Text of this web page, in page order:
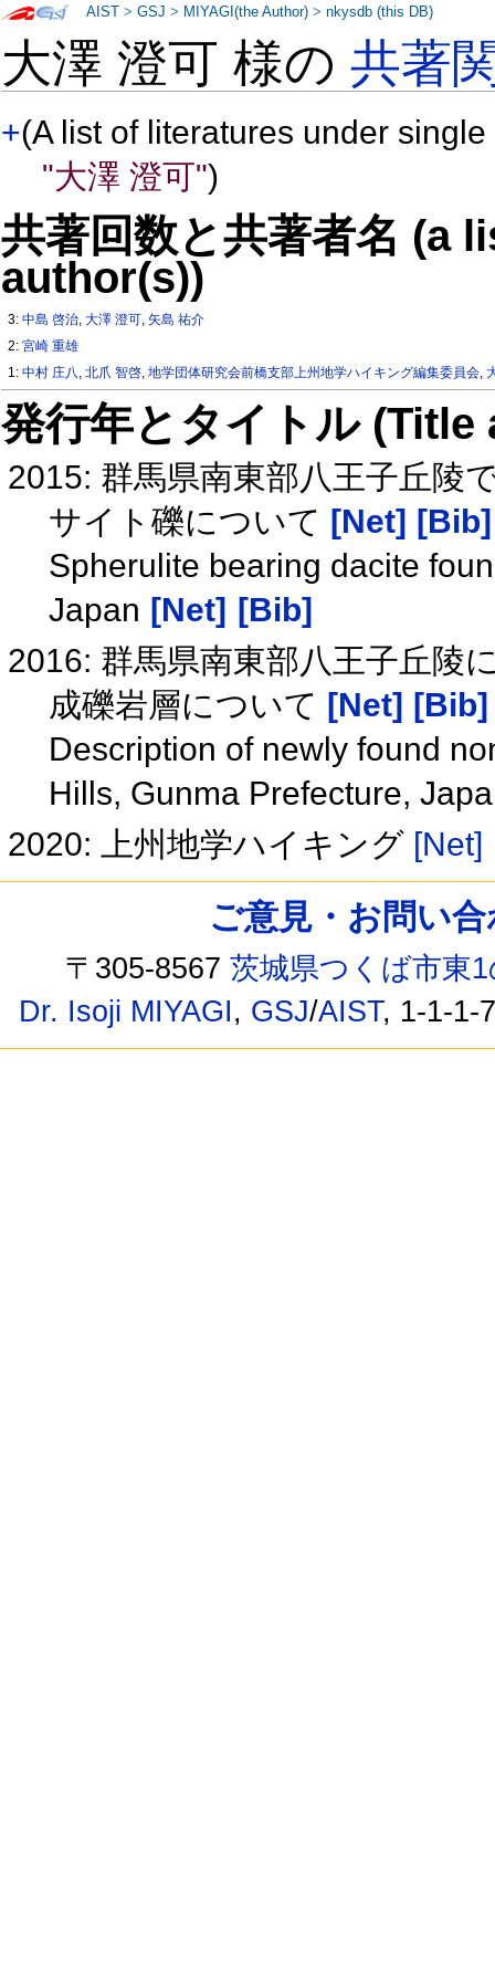
大澤 澄可 様の共著
+(A list of literatures under
"大澤 澄可")
共著回数と共著者名 (a
author(s))
3:中島 啓治,大澤 澄可,矢島 祐介
2:宮崎 重雄
1:中村 庄八,北爪 智啓,地学団体研究会前橋支部上州地学ハイキング編集委員会,
発行年とタイトル
2015: 群馬県南東部八王子丘陵
サイト礫について [Net] [Bib]
Spherulite bearing dacite
Japan [Net] [Bib]
2016: 群馬県南東部八王子丘陵
成礫岩層について [Net] [Bib]
Description of newly found
Hills, Gunma Prefecture,
2020: 上州地学ハイキング [Net]
AIST >GSJ > MIYAGI(the Author) >nkysdb (this DB)
ご意見・お問い
〒305-8567茨城県つくば市東
Dr. Isoji MIYAGI, GSJ/AIST, 1-1-1-